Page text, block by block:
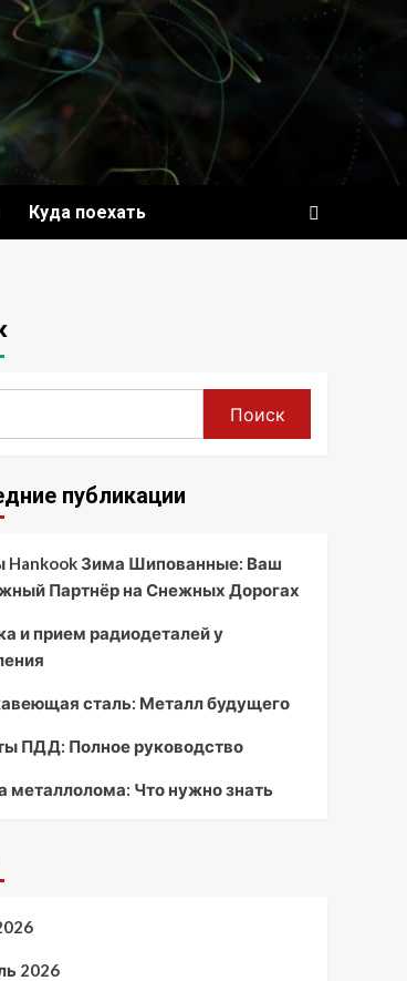
Куда поехать
Поиск
публикации
Зима Шипованные: Ваш
Партнёр на Снежных Дорогах
и прием радиодеталей у
сталь: Металл будущего
ПДД: Полное руководство
металлолома: Что нужно знать
2026